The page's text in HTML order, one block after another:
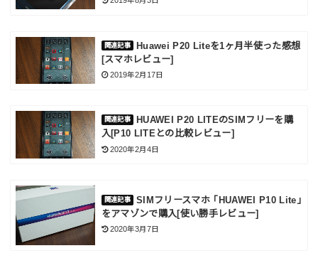
Huawei P20 Liteを1ヶ月半使った感想
[スマホレビュー]
2019年2月17日
HUAWEI P20 LITEのSIMフリーを購
入[P10 LITEとの比較レビュー]
2020年2月4日
SIMフリースマホ ｢HUAWEI P10 Lite｣
をアマゾンで購入[使い勝手レビュー]
2020年3月7日